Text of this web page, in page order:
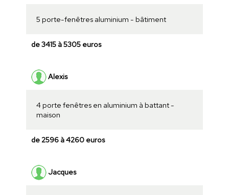
5 porte-fenêtres aluminium - bâtiment
de 3415 à 5305 euros
Alexis
4 porte fenêtres en aluminium à battant -
maison
de 2596 à 4260 euros
Jacques